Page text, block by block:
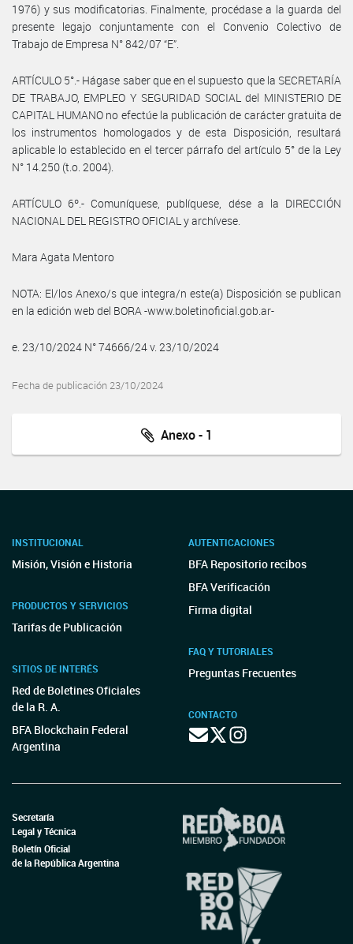
1976) y sus modificatorias. Finalmente, procédase a la guarda del
presente legajo conjuntamente con el Convenio Colectivo de
Trabajo de Empresa N° 842/07 “E”.
ARTÍCULO 5°.- Hágase saber que en el supuesto que la SECRETARÍA
DE TRABAJO, EMPLEO Y SEGURIDAD SOCIAL del MINISTERIO DE
CAPITAL HUMANO no efectúe la publicación de carácter gratuita de
los instrumentos homologados y de esta Disposición, resultará
aplicable lo establecido en el tercer párrafo del artículo 5° de la Ley
N° 14.250 (t.o. 2004).
ARTÍCULO 6º.- Comuníquese, publíquese, dése a la DIRECCIÓN
NACIONAL DEL REGISTRO OFICIAL y archívese.
Mara Agata Mentoro
NOTA: El/los Anexo/s que integra/n este(a) Disposición se publican
en la edición web del BORA -www.boletinoficial.gob.ar-
e. 23/10/2024 N° 74666/24 v. 23/10/2024
Fecha de publicación 23/10/2024
Anexo - 1
INSTITUCIONAL
Misión, Visión e Historia
PRODUCTOS Y SERVICIOS
Tarifas de Publicación
SITIOS DE INTERÉS
Red de Boletines Oficiales
de la R. A.
BFA Blockchain Federal
Argentina
AUTENTICACIONES
BFA Repositorio recibos
BFA Verificación
Firma digital
FAQ Y TUTORIALES
Preguntas Frecuentes
CONTACTO
Secretaría
Legal y Técnica
Boletín Oficial
de la República Argentina